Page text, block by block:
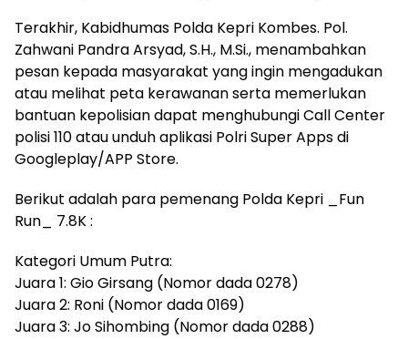
Terakhir, Kabidhumas Polda Kepri Kombes. Pol.
Zahwani Pandra Arsyad, S.H., M.Si., menambahkan
pesan kepada masyarakat yang ingin mengadukan
atau melihat peta kerawanan serta memerlukan
bantuan kepolisian dapat menghubungi Call Center
polisi 110 atau unduh aplikasi Polri Super Apps di
Googleplay/APP Store.
Berikut adalah para pemenang Polda Kepri _Fun
Run_ 7.8K :
Kategori Umum Putra:
Juara 1: Gio Girsang (Nomor dada 0278)
Juara 2: Roni (Nomor dada 0169)
Juara 3: Jo Sihombing (Nomor dada 0288)